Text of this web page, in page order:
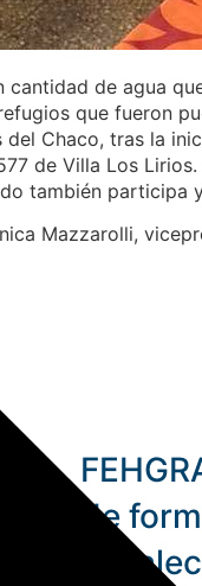
de agua
que fueron
del Chaco, tras la
de Villa Los
también participa
Mazzarolli,
de